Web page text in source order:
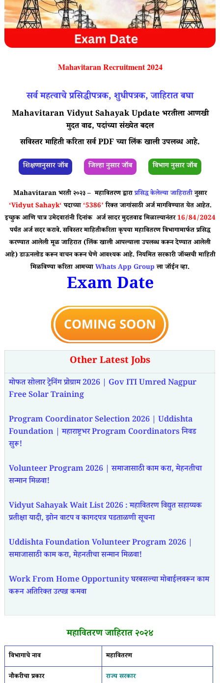
Mahavitaran Recruitment 2024
सर्व महत्वाचे प्रसिद्धीपत्रक, शुधीपत्रक, जाहिरात बघा
Mahavitaran Vidyut Sahayak Update भरतीला आणखी
मुदत वाढ, पदांच्या संख्येत बदल
सविस्तर माहिती करिता सर्व PDF च्या लिंक खाली उपलब्ध आहे.
शिक्षणानुसार जॉब जिल्हा नुसार जॉब विभाग नुसार जॉब
Mahavitaran भरती २०२३ – महावितरणद्वाराप्रसिद्ध केलेल्या जाहिरातीनुसार
‘Vidyut Sahayk‘पदाच्या‘5386’रिक्त जागांसाठी अर्ज मागविण्यात येत आहेत.
इच्छुक आणि पात्र उमेदवारांनी दिनांक अर्ज सादर मुदतवाढ मिळाल्यानंतर16/84/2024
पर्यंत अर्ज सदर करावे. सविस्तर माहितीकरिता कृपया महावितरण विभागामार्फत प्रसिद्ध
करण्यात आलेली मूळ जाहिरात (लिंक खाली आपल्याला उपलब्ध करून देण्यात आलेली
आहे) डाऊनलोड करून वाचन करून घेणे आवश्यक आहे. नियमित सरकारी जॉब्सची माहिती
मिळविण्या करिता आमच्याWhats App Group ला जॉईन व्हा.
Exam Date
Other Latest Jobs
मोफत सोलार ट्रेनिंग प्रोग्राम 2026 | Gov ITI Umred Nagpur
Free Solar Training
Program Coordinator Selection 2026 | Uddishta
Foundation | महाराष्ट्रभर Program Coordinators निवड
सुरू!
Volunteer Program 2026 | समाजासाठी काम करा, मेहनतीचा
सन्मान मिळवा!
Vidyut Sahayak Wait List 2026 : महावितरण विद्युत सहाय्यक
प्रतीक्षा यादी, झोन वाटप व कागदपत्र पडताळणी सूचना
Uddishta Foundation Volunteer Program 2026 |
समाजासाठी काम करा, मेहनतीचा सन्मान मिळवा!
Work From Home Opportunity घरबसल्या मोबाईलवरून काम
करून अतिरिक्त उत्पन्न कमवा
महावितरण जाहिरात २०२४
विभागाचे नाव महावितरण
नौकरीचा प्रकार राज्य सरकार